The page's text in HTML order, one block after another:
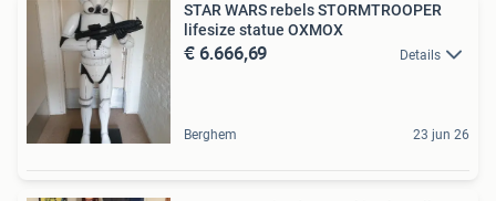
STAR WARS rebels STORMTROOPER
lifesize statue OXMOX
€ 6.666,69 Details
Berghem 23 jun 26